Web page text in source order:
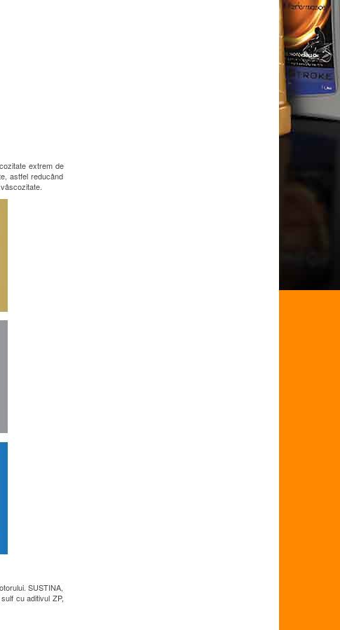
extrem de
astfel reducând
SUSTINA,
cu aditivul ZP,